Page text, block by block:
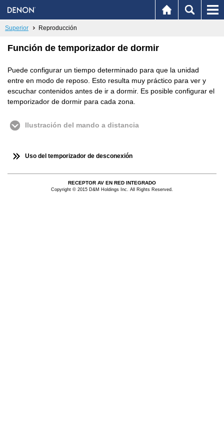
Superior Reproducción
Función de temporizador de dormir
Puede configurar un tiempo determinado para que la unidad
entre en modo de reposo. Esto resulta muy práctico para ver y
escuchar contenidos antes de ir a dormir. Es posible configurar el
temporizador de dormir para cada zona.
Ilustración del mando a distancia
Uso del temporizador de desconexión
RECEPTOR AV EN RED INTEGRADO
Copyright © 2015 D&M Holdings Inc. All Rights Reserved.